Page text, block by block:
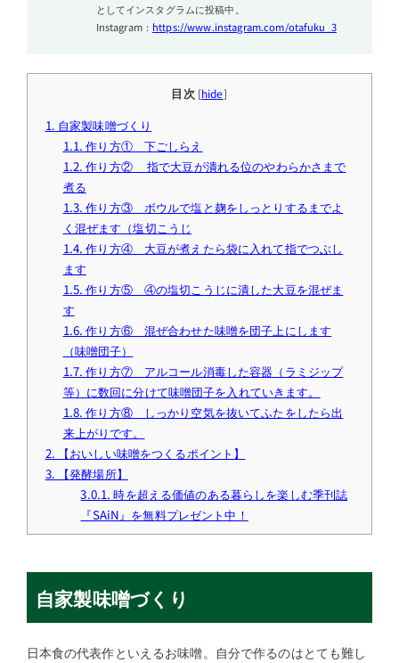
としてインスタグラムに投稿中。
Instagram： https://www.instagram.com/otafuku_3
目次 [hide]
1. 自家製味噌づくり
1.1. 作り方① 下ごしらえ
1.2. 作り方② 指で大豆が潰れる位のやわらかさまで
煮る
1.3. 作り方③ ボウルで塩と麹をしっとりするまでよ
く混ぜます（塩切こうじ
1.4. 作り方④ 大豆が煮えたら袋に入れて指でつぶし
ます
1.5. 作り方⑤ ④の塩切こうじに潰した大豆を混ぜま
す
1.6. 作り方⑥ 混ぜ合わせた味噌を団子上にします
（味噌団子）
1.7. 作り方⑦ アルコール消毒した容器（ラミジップ
等）に数回に分けて味噌団子を入れていきます。
1.8. 作り方⑧ しっかり空気を抜いてふたをしたら出
来上がりです。
2. 【おいしい味噌をつくるポイント】
3. 【発酵場所】
3.0.1. 時を超える価値のある暮らしを楽しむ季刊誌
『SAiN』を無料プレゼント中！
自家製味噌づくり
日本食の代表作といえるお味噌。自分で作るのはとても難し